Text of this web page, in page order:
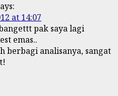
at 14:07
pak saya lagi
emas..
berbagi analisanya, sangat